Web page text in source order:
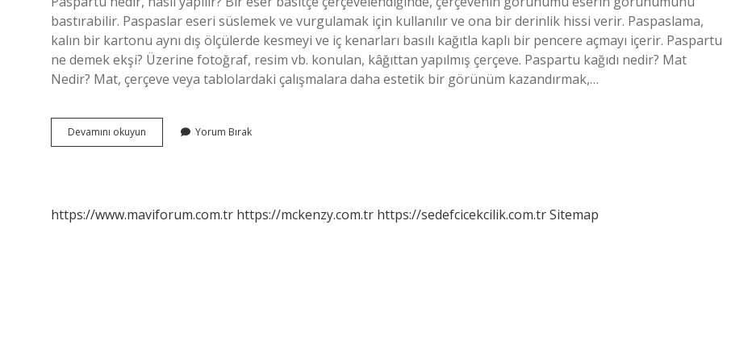
bastırabilir. Paspaslar eseri süslemek ve vurgulamak için kullanılır ve ona bir derinlik hissi verir. Paspaslama,
kalın bir kartonu aynı dış ölçülerde kesmeyi ve iç kenarları basılı kağıtla kaplı bir pencere açmayı içerir. Paspartu
ne demek ekşi? Üzerine fotoğraf, resim vb. konulan, kâğıttan yapılmış çerçeve. Paspartu kağıdı nedir? Mat
Nedir? Mat, çerçeve veya tablolardaki çalışmalara daha estetik bir görünüm kazandırmak,…
Devamını okuyun Paspartu
Nasıl
Yorum Bırak
https://www.maviforum.com.tr https://mckenzy.com.tr https://sedefcicekcilik.com.trSitemap